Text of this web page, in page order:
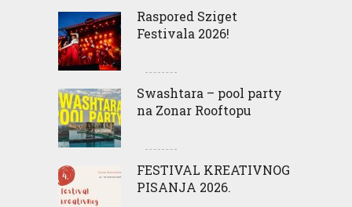
Raspored Sziget
Festivala 2026!
Swashtara – pool party
na Zonar Rooftopu
FESTIVAL KREATIVNOG
PISANJA 2026.